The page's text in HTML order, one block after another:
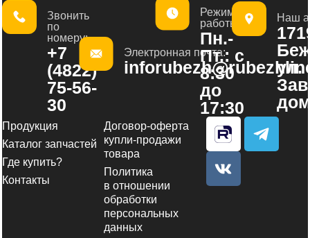
Звонить
по
номеру:
+7
(4822)
75-56-
30
Электронная почта:
Режим
работы:
Пн.-
Пт.: с
8:30
до
17:30
Наш
ул.
Продукция
Каталог запчастей
Где купить?
Контакты
Договор-оферта
купли-продажи
товара
Политика
в отношении
обработки
персональных
данных
T
e
V
k